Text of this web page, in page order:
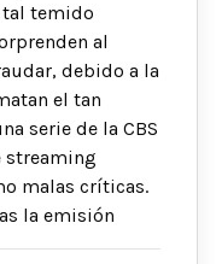
tal temido
al
debido a la
el tan
serie de la CBS
streaming
malas críticas.
la emisión